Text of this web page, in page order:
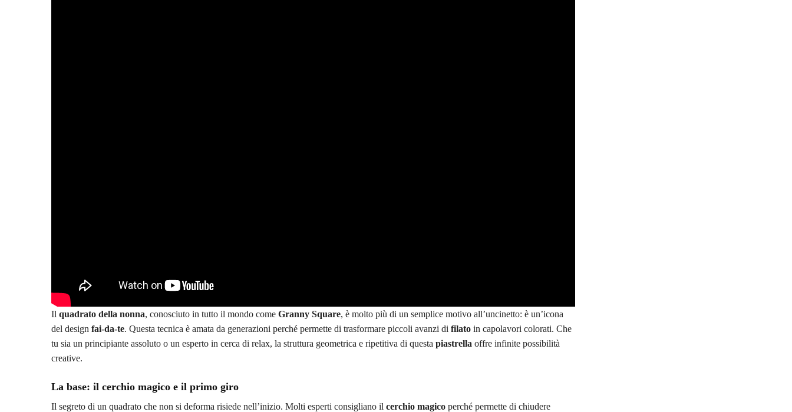
Il quadrato della nonna, conosciuto in tutto il mondo come Granny Square, è molto più di un semplice motivo all’uncinetto: è un’icona
del design fai-da-te. Questa tecnica è amata da generazioni perché permette di trasformare piccoli avanzi di filato in capolavori colorati. Che
tu sia un principiante assoluto o un esperto in cerca di relax, la struttura geometrica e ripetitiva di questa piastrella offre infinite possibilità
creative.
La base: il cerchio magico e il primo giro
Il segreto di un quadrato che non si deforma risiede nell’inizio. Molti esperti consigliano il cerchio magico perché permette di chiudere